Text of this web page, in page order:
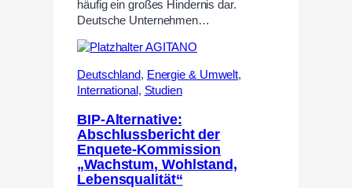
häufig ein großes Hindernis dar.
Deutsche Unternehmen…
Deutschland, Energie & Umwelt,
International , Studien
BIP-Alternative:
Abschlussbericht der
Enquete-Kommission
„Wachstum, Wohlstand,
Lebensqualität“